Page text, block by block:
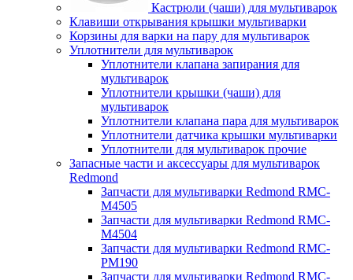
Кастрюли (чаши) для мультиварок
Клавиши открывания крышки мультиварки
Корзины для варки на пару для мультиварок
Уплотнители для мультиварок
Уплотнители клапана запирания для
мультиварок
Уплотнители крышки (чаши) для
мультиварок
Уплотнители клапана пара для мультиварок
Уплотнители датчика крышки мультиварки
Уплотнители для мультиварок прочие
Запасные части и аксессуары для мультиварок
Redmond
Запчасти для мультиварки Redmond RMC-
M4505
Запчасти для мультиварки Redmond RMC-
M4504
Запчасти для мультиварки Redmond RMC-
PM190
Запчасти для мультиварки Redmond RMC-